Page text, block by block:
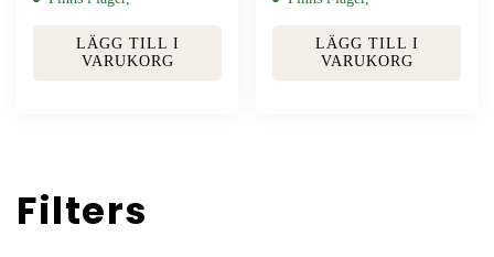
Filters
LÄGG TILL I
VARUKORG
LÄGG TILL I
VARUKORG